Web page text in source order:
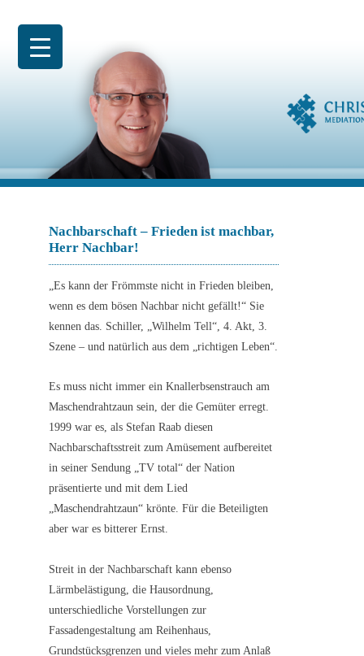
springen
Nachbarschaft – Frieden ist machbar,
Herr Nachbar!
„Es kann der Frömmste nicht in Frieden bleiben,
wenn es dem bösen Nachbar nicht gefällt!“ Sie
kennen das. Schiller, „Wilhelm Tell“, 4. Akt, 3.
Szene – und natürlich aus dem „richtigen Leben“.
Es muss nicht immer ein Knallerbsenstrauch am
Maschendrahtzaun sein, der die Gemüter erregt.
1999 war es, als Stefan Raab diesen
Nachbarschaftsstreit zum Amüsement aufbereitet
in seiner Sendung „TV total“ der Nation
präsentierte und mit dem Lied
„Maschendrahtzaun“ krönte. Für die Beteiligten
aber war es bitterer Ernst.
Streit in der Nachbarschaft kann ebenso
Lärmbelästigung, die Hausordnung,
unterschiedliche Vorstellungen zur
Fassadengestaltung am Reihenhaus,
Grundstücksgrenzen und vieles mehr zum Anlaß